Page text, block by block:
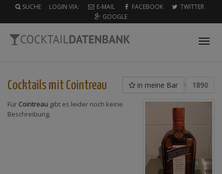
SUCHE LOGIN VIA: E-MAIL FACEBOOK
TWITTER
GOOGLE
in meine Bar 1890
Cocktails mit Cointreau
Für Cointreau gibt es leider noch keine
Beschreibung.